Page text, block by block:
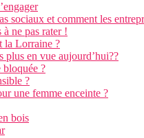
sociaux et comment les
ne pas rater !
la Lorraine ?
plus en vue aujourd’hui??
bloquée ?
?
une femme enceinte ?
bois